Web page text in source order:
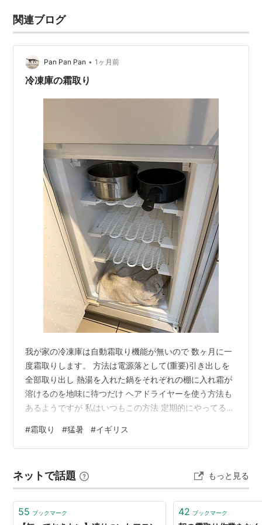
関連ブログ
Pan Pan Pan • 1ヶ月前
冷凍庫の霜取り
我が家の冷凍庫は自動霜取り機能が無いので 数ヶ月に一
度霜取りします。 方法は電源落として(重要)引き出しを
全部取り出し 熱湯を入れた鍋をそれぞれの棚に入れ霜が
溶けるのを地味に待つだけ ヘアドライヤーを使う方法も
あるようですが 私はいつもこの方法 定期的にやってると
を取り出していたせいで いつもより大量の霜が付いてし
まいました。 解凍後はタオルで完全に水分を拭き取り完
スタイル
#霜取り #猛暑 #イギリス
ネットで話題 もっと見る
55 ブックマーク 42 ブックマーク